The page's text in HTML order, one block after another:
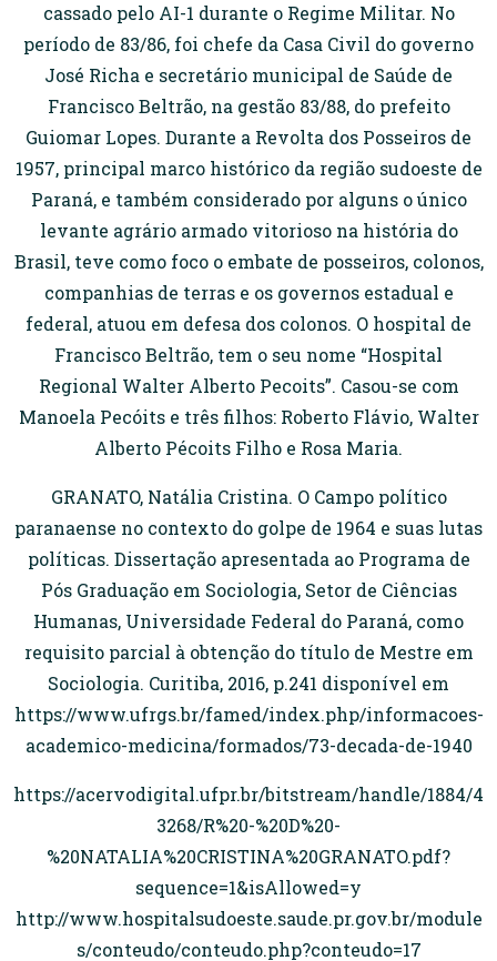
cassado pelo AI-1 durante o Regime Militar. No
período de 83/86, foi chefe da Casa Civil do governo
José Richa e secretário municipal de Saúde de
Francisco Beltrão, na gestão 83/88, do prefeito
Guiomar Lopes. Durante a Revolta dos Posseiros de
1957, principal marco histórico da região sudoeste de
Paraná, e também considerado por alguns o único
levante agrário armado vitorioso na história do
Brasil, teve como foco o embate de posseiros, colonos,
companhias de terras e os governos estadual e
federal, atuou em defesa dos colonos. O hospital de
Francisco Beltrão, tem o seu nome “Hospital
Regional Walter Alberto Pecoits”. Casou-se com
Manoela Pecóits e três filhos: Roberto Flávio, Walter
Alberto Pécoits Filho e Rosa Maria.
GRANATO, Natália Cristina. O Campo político
paranaense no contexto do golpe de 1964 e suas lutas
políticas. Dissertação apresentada ao Programa de
Pós Graduação em Sociologia, Setor de Ciências
Humanas, Universidade Federal do Paraná, como
requisito parcial à obtenção do título de Mestre em
Sociologia. Curitiba, 2016, p.241 disponível em
https://www.ufrgs.br/famed/index.php/informacoes-
academico-medicina/formados/73-decada-de-1940
https://acervodigital.ufpr.br/bitstream/handle/1884/4
3268/R%20-%20D%20-
%20NATALIA%20CRISTINA%20GRANATO.pdf?
sequence=1&isAllowed=y
http://www.hospitalsudoeste.saude.pr.gov.br/module
s/conteudo/conteudo.php?conteudo=17